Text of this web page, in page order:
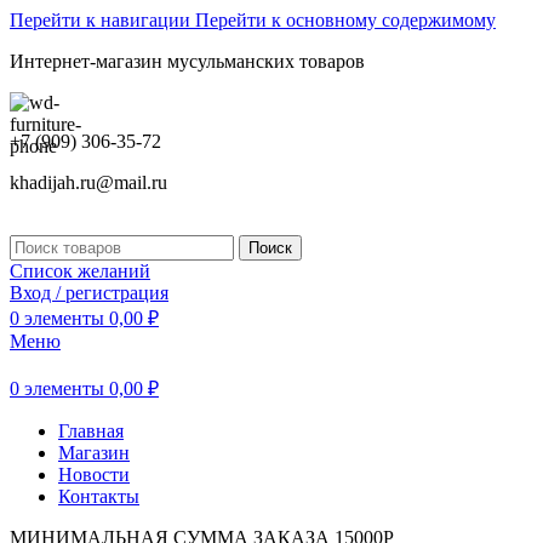
Перейти к навигации Перейти к основному содержимому
Интернет-магазин мусульманских товаров
+7 (909) 306-35-72
khadijah.ru@mail.ru
Поиск
Список желаний
Вход / регистрация
0 элементы 0,00 ₽
Меню
0 элементы 0,00 ₽
Главная
Магазин
Новости
Контакты
МИНИМАЛЬНАЯ СУММА ЗАКАЗА 15000Р